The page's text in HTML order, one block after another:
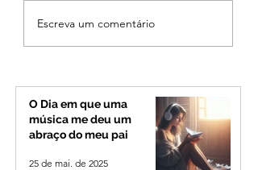
Cleitinho volta atrás,
cita mensagem divina,
mas partido nega
de Minas
Escreva um comentário
O Dia em que uma
música me deu um
abraço do meu pai
25 de mai. de 2025